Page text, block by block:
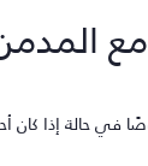
المدمن
حالة إذا كان أحد